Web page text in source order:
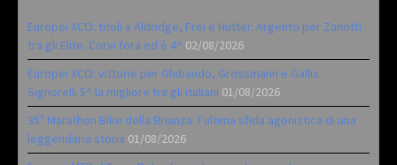
Europei XCO: titoli a Aldridge, Frei e Hutter. Argento per Zanotti
tra gli Elite. Corvi fora ed è 4^ 02/08/2026
Europei XCO: vittorie per Ghibaudo, Grossmann e Gallis.
Signorelli 5^ la migliore tra gli italiani 01/08/2026
35ª Marathon Bike della Brianza: l’ultima sfida agonistica di una
leggendaria storia 01/08/2026